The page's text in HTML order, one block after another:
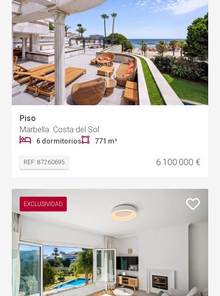
Piso
Marbella Costa del Sol
6 dormitorios 771 m²
REF: 87260695 6.100.000 €
EXCLUSIVIDAD